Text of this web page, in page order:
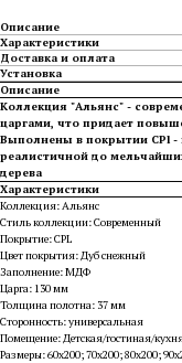
Описание
Характеристики
Доставка и оплата
Установка
Описание
Коллекция "Альянс" -
царгами, что придает
Выполнены в покрытии CPl -
реалистичной до
дерева
Характеристики
Коллекция: Альянс
Стиль коллекции: Современный
Покрытие: CPL
Цвет покрытия: Дуб снежный
Заполнение: МДФ
Царга: 130 мм
Толщина полотна: 37 мм
Сторонность: универсальная
Помещение: Детская/гостиная/
Размеры: 60х200; 70х200; 80х200;